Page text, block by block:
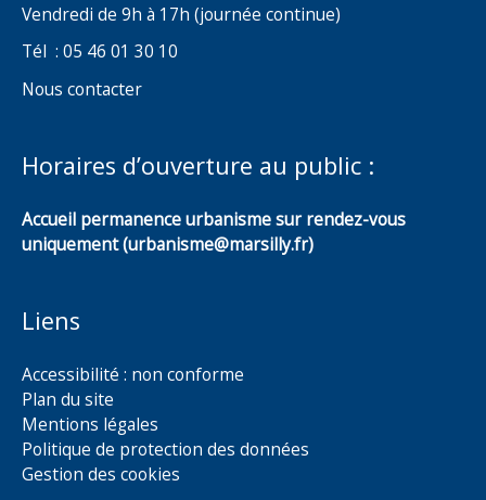
Vendredi de 9h à 17h (journée continue)
Tél : 05 46 01 30 10
Nous contacter
Horaires d’ouverture au public :
Accueil permanence urbanisme sur rendez-vous
uniquement (urbanisme@marsilly.fr)
Liens
Accessibilité : non conforme
Plan du site
Mentions légales
Politique de protection des données
Gestion des cookies